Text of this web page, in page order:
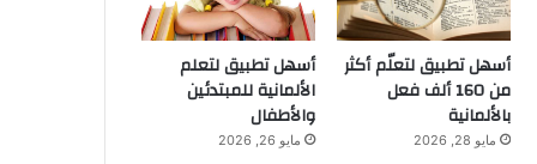
أسهل تطبيق لتعلّم أكثر
من 160 ألف فعل
بالألمانية
مايو 28, 2026
أسهل تطبيق لتعلم
الألمانية للمبتدئين
والأطفال
مايو 26, 2026